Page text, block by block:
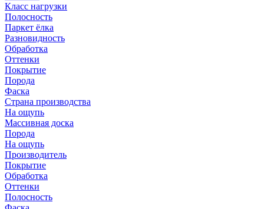
Класс нагрузки
Полосность
Паркет ёлка
Разновидность
Обработка
Оттенки
Покрытие
Порода
Фаска
Страна производства
На ощупь
Массивная доска
Порода
На ощупь
Производитель
Покрытие
Обработка
Оттенки
Полосность